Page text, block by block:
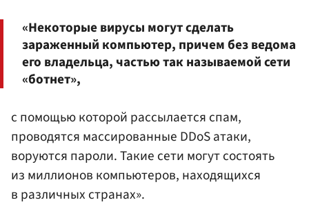
«Некоторые вирусы могут сделать
зараженный компьютер, причем без ведома
его владельца, частью так называемой сети
«ботнет»,
с помощью которой рассылается спам,
проводятся массированные DDoS атаки,
воруются пароли. Такие сети могут состоять
из миллионов компьютеров, находящихся
в различных странах».